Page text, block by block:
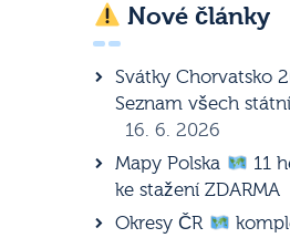
Nové články
Svátky Chorvatsko
Seznam všech
16. 6. 2026
Mapy Polska
11
ke stažení ZDARMA
Okresy ČR